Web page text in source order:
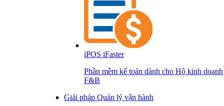
iPOS iFaster
Phần mềm kế toán dành cho Hộ kinh doanh
F&B
Giải pháp Quản lý vận hành